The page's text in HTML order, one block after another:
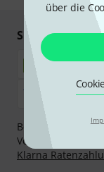
über die
Sicher
Bezahlen Sie
Vorkasse, PayPal,
Klarna